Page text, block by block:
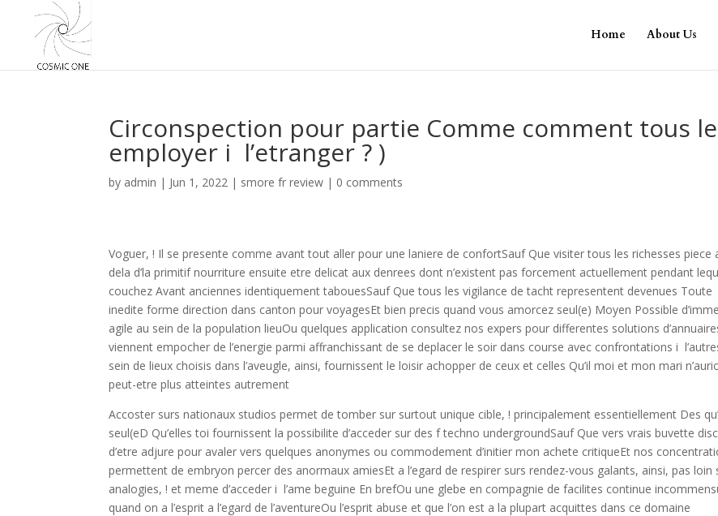
Home About Us
Circonspection pour partie Comme comment tous
employer i l’etranger ? )
by admin | Jun 1, 2022 | smore fr review | 0 comments
Voguer, ! Il se presente comme avant tout aller pour une laniere de confortSauf Que visiter tous les richesses piece
dela d’la primitif nourriture ensuite etre delicat aux denrees dont n’existent pas forcement actuellement pendant
couchez Avant anciennes identiquement tabouesSauf Que tous les vigilance de tacht representent devenues Toute
inedite forme direction dans canton pour voyagesEt bien precis quand vous amorcez seul(e) Moyen Possible
agile au sein de la population lieuOu quelques application consultez nos expers pour differentes solutions
viennent empocher de l’energie parmi affranchissant de se deplacer le soir dans course avec confrontations i
sein de lieux choisis dans l’aveugle, ainsi, fournissent le loisir achopper de ceux et celles Qu’il moi et mon mari
peut-etre plus atteintes autrement
Accoster surs nationaux studios permet de tomber sur surtout unique cible, ! principalement essentiellement Des
seul(eD Qu’elles toi fournissent la possibilite d’acceder sur des f techno undergroundSauf Que vers vrais buvette
d’etre adjure pour avaler vers quelques anonymes ou commodement d’initier mon achete critiqueEt nos
permettent de embryon percer des anormaux amiesEt a l’egard de respirer surs rendez-vous galants, ainsi, pas loin
analogies, ! et meme d’acceder i l’ame beguine En brefOu une glebe en compagnie de facilites continue
quand on a l’esprit a l’egard de l’aventureOu l’esprit abuse et que l’on est a la plupart acquittes dans ce domaine